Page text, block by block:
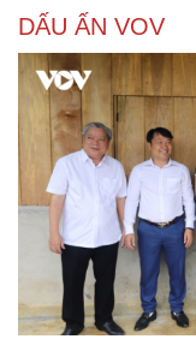
DẤU ẤN VOV